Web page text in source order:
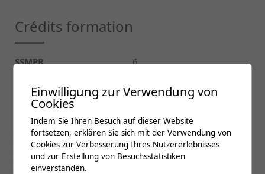
Crédits formation
SSMPR
6
3
SSPP
6
6
SSAI
6
Einwilligung zur Verwendung von
Cookies
Indem Sie Ihren Besuch auf dieser Website
fortsetzen, erklären Sie sich mit der Verwendung von
Cookies zur Verbesserung Ihres Nutzererlebnisses
und zur Erstellung von Besuchsstatistiken
einverstanden.